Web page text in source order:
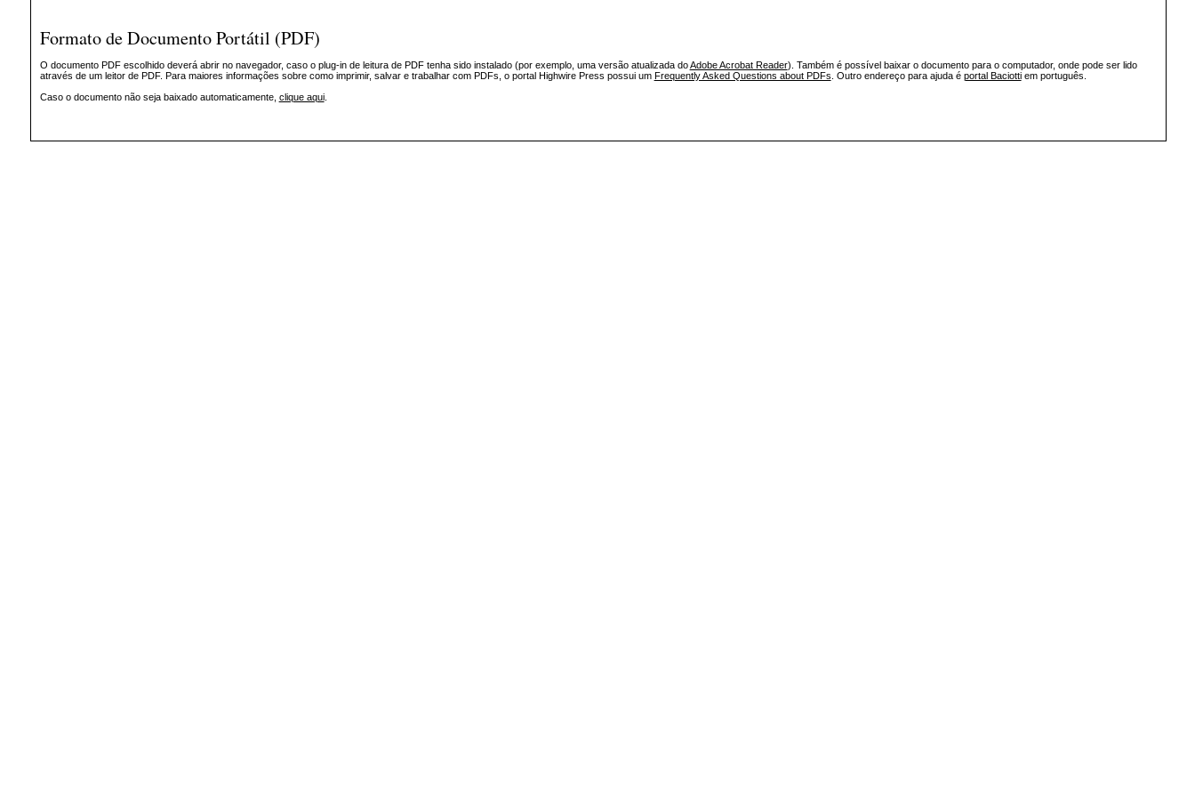
Formato de Documento Portátil (PDF)
O documento PDF escolhido deverá abrir no navegador, caso o plug-in de leitura de PDF tenha sido instalado (por exemplo, uma versão atualizada doAdobe Acrobat Reader). Também é possível baixar o documento para o computador, onde pode ser lido
através de um leitor de PDF. Para maiores informações sobre como imprimir, salvar e trabalhar com PDFs, o portal Highwire Press possui um Frequently Asked Questions about PDFs . Outro endereço para ajuda é portal Baciottiem português.
Caso o documento não seja baixado automaticamente, clique aqui.